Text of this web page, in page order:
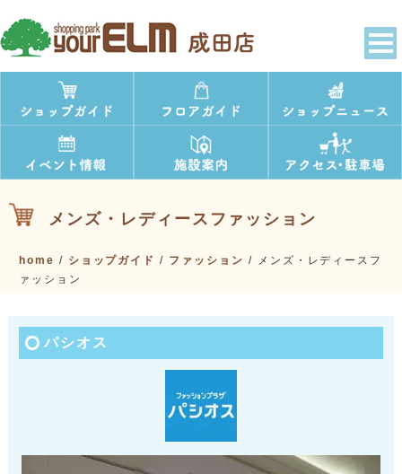
メンズ・レディースファッション
home / ショップガイド / ファッション /
メンズ・レディースフ
ァッション
パシオス